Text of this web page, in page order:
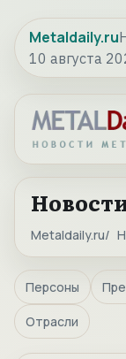
Metaldaily.ru
10 августа
Metaldaily.ru
Персоны
Отрасли